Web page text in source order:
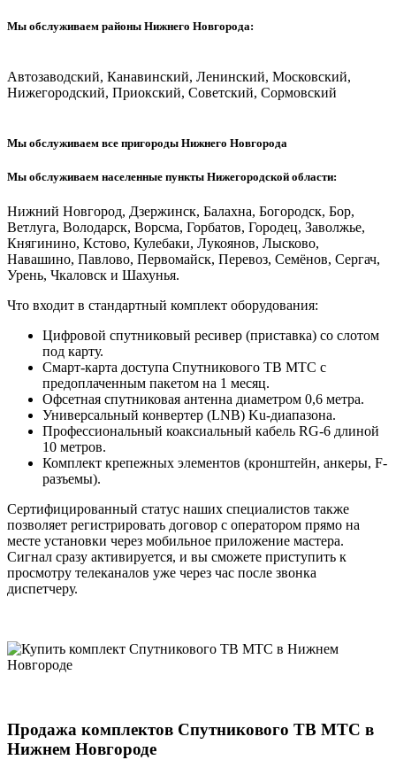
Мы обслуживаем районы Нижнего Новгорода:
Автозаводский, Канавинский, Ленинский, Московский,
Нижегородский, Приокский, Советский, Сормовский
Мы обслуживаем все пригороды Нижнего Новгорода
Мы обслуживаем населенные пункты Нижегородской области:
Нижний Новгород, Дзержинск, Балахна, Богородск, Бор,
Ветлуга, Володарск, Ворсма, Горбатов, Городец, Заволжье,
Княгинино, Кстово, Кулебаки, Лукоянов, Лысково,
Навашино, Павлово, Первомайск, Перевоз, Семёнов, Сергач,
Урень, Чкаловск и Шахунья.
Что входит в стандартный комплект оборудования:
Цифровой спутниковый ресивер (приставка) со слотом
под карту.
Смарт-карта доступа Спутникового ТВ МТС с
предоплаченным пакетом на 1 месяц.
Офсетная спутниковая антенна диаметром 0,6 метра.
Универсальный конвертер (LNB) Ku-диапазона.
Профессиональный коаксиальный кабель RG-6 длиной
10 метров.
Комплект крепежных элементов (кронштейн, анкеры, F-
разъемы).
Сертифицированный статус наших специалистов также
позволяет регистрировать договор с оператором прямо на
месте установки через мобильное приложение мастера.
Сигнал сразу активируется, и вы сможете приступить к
просмотру телеканалов уже через час после звонка
диспетчеру.
Продажа комплектов Спутникового ТВ МТС в
Нижнем Новгороде